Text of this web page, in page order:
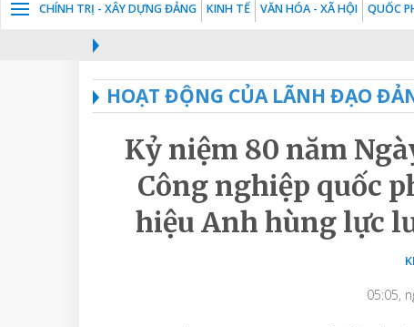
CHÍNH TRỊ - XÂY DỰNG ĐẢNG KINH TẾ VĂN HÓA - XÃ HỘI QUỐC
HOẠT ĐỘNG CỦA LÃNH ĐẠO
Kỷ niệm 80 năm
Công nghiệp quốc
hiệu Anh hùng lực
05:05,